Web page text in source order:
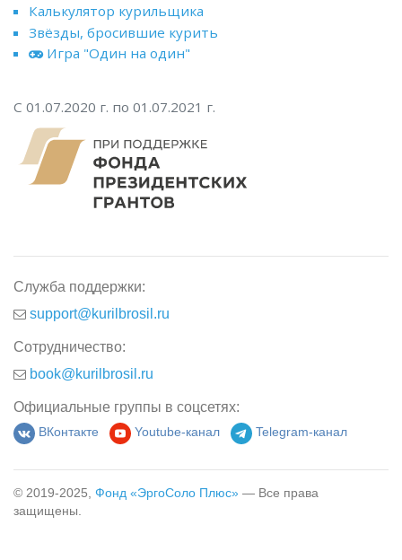
Калькулятор курильщика
Звёзды, бросившие курить
Игра "Один на один"
С 01.07.2020 г. по 01.07.2021 г.
Служба поддержки:
support@kurilbrosil.ru
Сотрудничество:
book@kurilbrosil.ru
Официальные группы в соцсетях:
ВКонтакте Youtube-канал Telegram-канал
© 2019-2025, Фонд «ЭргоСоло Плюс» — Все права
защищены.